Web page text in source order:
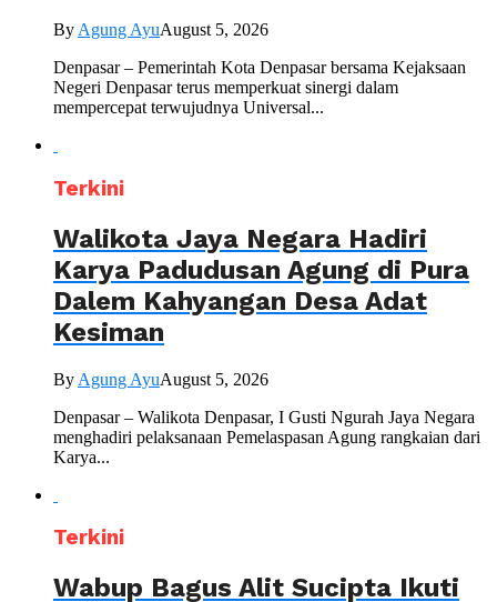
By Agung AyuAugust 5, 2026
Denpasar – Pemerintah Kota Denpasar bersama Kejaksaan
Negeri Denpasar terus memperkuat sinergi dalam
mempercepat terwujudnya Universal...
Terkini
Walikota Jaya Negara Hadiri
Karya Padudusan Agung di Pura
Dalem Kahyangan Desa Adat
Kesiman
By Agung AyuAugust 5, 2026
Denpasar – Walikota Denpasar, I Gusti Ngurah Jaya Negara
menghadiri pelaksanaan Pemelaspasan Agung rangkaian dari
Karya...
Terkini
Wabup Bagus Alit Sucipta Ikuti